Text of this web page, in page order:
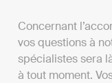
Concernant
vos questions à
spécialistes sera
à tout moment.